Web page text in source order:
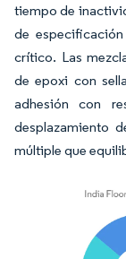
tiempo de
de
crítico. Las
de epoxi con
adhesión con
desplazamiento
múltiple que